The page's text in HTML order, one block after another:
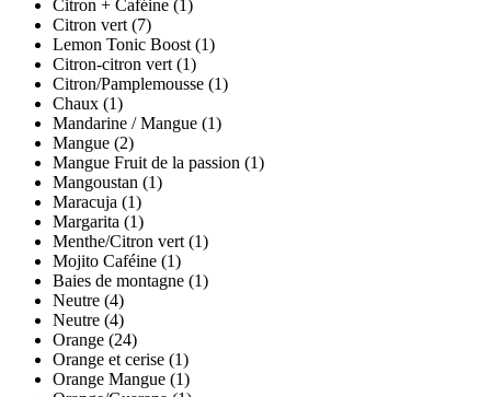
Citron + Caféine (1)
Citron vert (7)
Lemon Tonic Boost (1)
Citron-citron vert (1)
Citron/Pamplemousse (1)
Chaux (1)
Mandarine / Mangue (1)
Mangue (2)
Mangue Fruit de la passion (1)
Mangoustan (1)
Maracuja (1)
Margarita (1)
Menthe/Citron vert (1)
Mojito Caféine (1)
Baies de montagne (1)
Neutre (4)
Neutre (4)
Orange (24)
Orange et cerise (1)
Orange Mangue (1)